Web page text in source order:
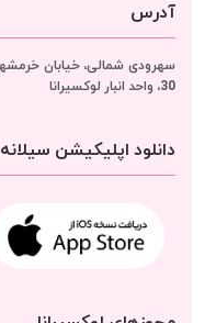
آدرس
سهرودی شمالی، خیابان
30، واحد انبار
لوکسیرانا
دانلود اپلیکیشن